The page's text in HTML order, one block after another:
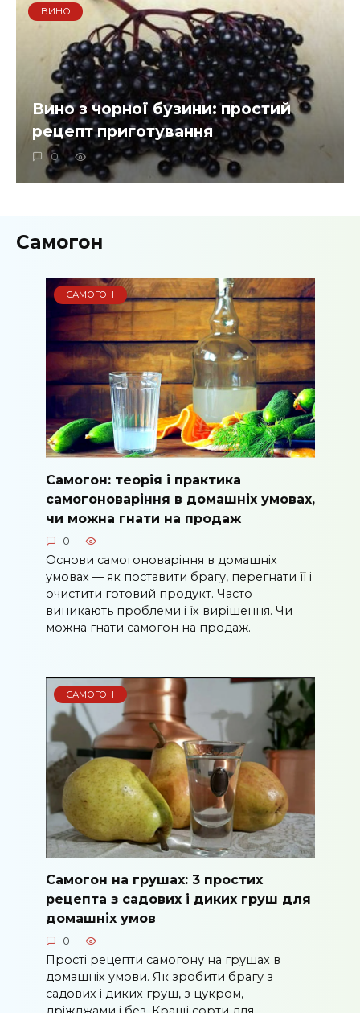
ВИНО
Вино з чорної бузини: простий
рецепт приготування
0
Самогон
САМОГОН
Самогон: теорія і практика
самогоноваріння в домашніх умовах,
чи можна гнати на продаж
0
Основи самогоноваріння в домашніх
умовах — як поставити брагу, перегнати її і
очистити готовий продукт. Часто
виникають проблеми і їх вирішення. Чи
можна гнати самогон на продаж.
САМОГОН
Самогон на грушах: 3 простих
рецепта з садових і диких груш для
домашніх умов
0
Прості рецепти самогону на грушах в
домашніх умови. Як зробити брагу з
садових і диких груш, з цукром,